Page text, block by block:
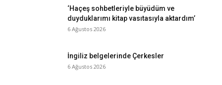
‘Haçeş sohbetleriyle büyüdüm ve
duyduklarımı kitap vasıtasıyla aktardım’
6 Ağustos 2026
İngiliz belgelerinde Çerkesler
6 Ağustos 2026